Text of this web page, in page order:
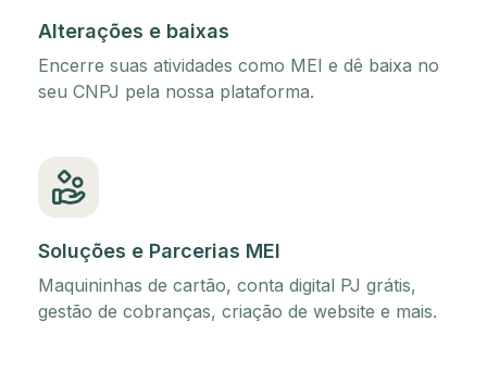
Alterações e baixas
Encerre suas atividades como MEI e dê baixa no
seu CNPJ pela nossa plataforma.
Soluções e Parcerias MEI
Maquininhas de cartão, conta digital PJ grátis,
gestão de cobranças, criação de website e mais.